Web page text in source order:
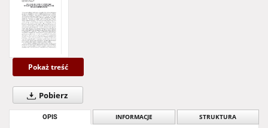
Pokaż treść
Pobierz
OPIS INFORMACJE STRUKTURA